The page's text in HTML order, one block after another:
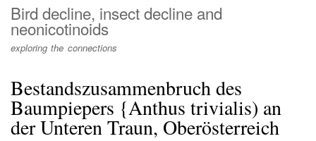
Bird decline, insect decline and
neonicotinoids
exploring the connections
Bestandszusammenbruch des
Baumpiepers {Anthus trivialis) an
der Unteren Traun, Oberösterreich